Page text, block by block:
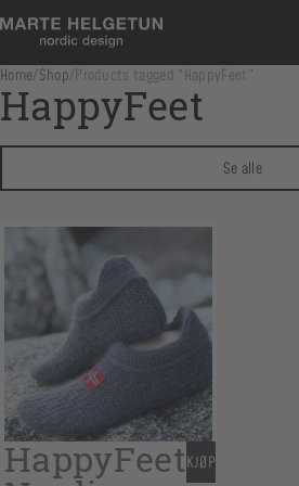
Home/Shop/ Products tagged “HappyFeet”
HappyFeet
Se alle
HappyFeetKJØP